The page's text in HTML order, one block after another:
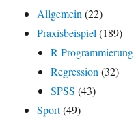
Allgemein(22)
Praxisbeispiel(189)
R-Programmierung
Regression(32)
SPSS (43)
Sport(49)